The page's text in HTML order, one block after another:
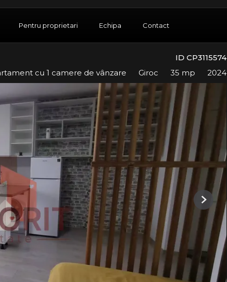
Pentru proprietari Echipa Contact
ID CP3115574
cu 1 camere de vânzare Giroc 35 mp 2024
Next